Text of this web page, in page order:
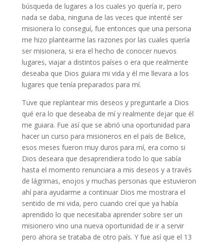
búsqueda de lugares a los cuales yo quería ir, pero
nada se daba, ninguna de las veces que intenté ser
misionera lo conseguí, fue entonces que una persona
me hizo plantearme las razones por las cuales quería
ser misionera, si era el hecho de conocer nuevos
lugares, viajar a distintos países o era que realmente
deseaba que Dios guiara mi vida y él me llevara a los
lugares que tenía preparados para mí.
Tuve que replantear mis deseos y preguntarle a Dios
qué era lo que deseaba de mí y realmente dejar que él
me guiara. Fue así que se abrió una oportunidad para
hacer un curso para misioneros en el país de Belice,
esos meses fueron muy duros para mí, era como si
Dios deseara que desaprendiera todo lo que sabía
hasta el momento renunciara a mis deseos y a través
de lágrimas, enojos y muchas personas que estuvieron
ahí para ayudarme a continuar Dios me mostrara el
sentido de mi vida, pero cuando creí que ya había
aprendido lo que necesitaba aprender sobre ser un
misionero vino una nueva oportunidad de ir a servir
pero ahora se trataba de otro país. Y fue así que el 13